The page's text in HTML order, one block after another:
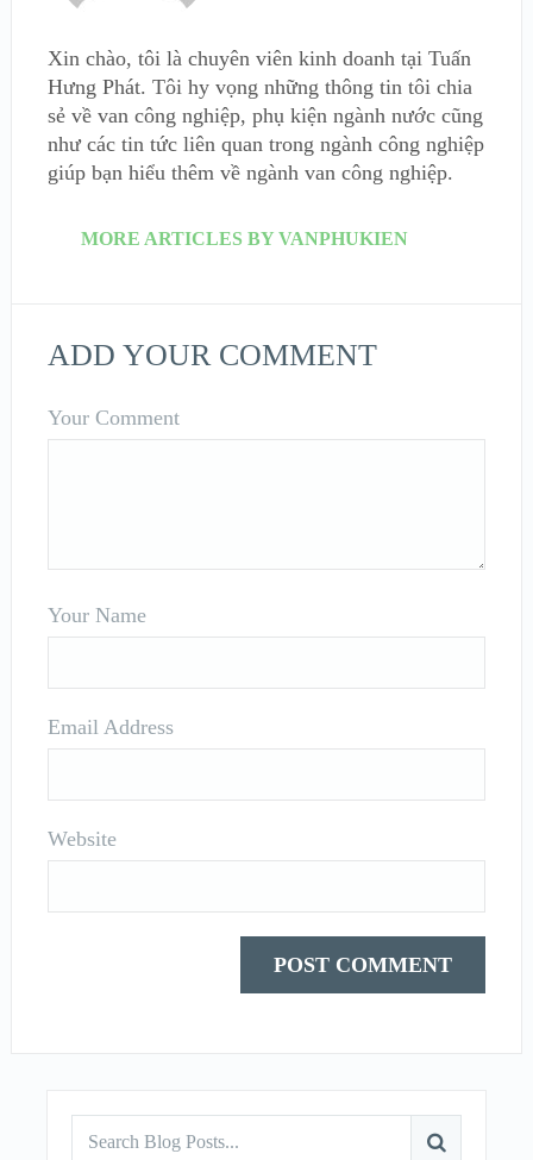
Xin chào, tôi là chuyên viên kinh doanh tại Tuấn
Hưng Phát. Tôi hy vọng những thông tin tôi chia
sẻ về van công nghiệp, phụ kiện ngành nước cũng
như các tin tức liên quan trong ngành công nghiệp
giúp bạn hiểu thêm về ngành van công nghiệp.
MORE ARTICLES BY VANPHUKIEN
ADD YOUR COMMENT
Your Comment
Your Name
Email Address
Website